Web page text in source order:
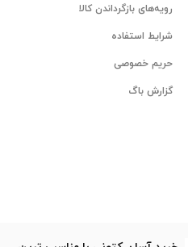
رویه‌های بازگرداندن کالا
شرایط استفاده
حریم خصوصی
گزارش باگ